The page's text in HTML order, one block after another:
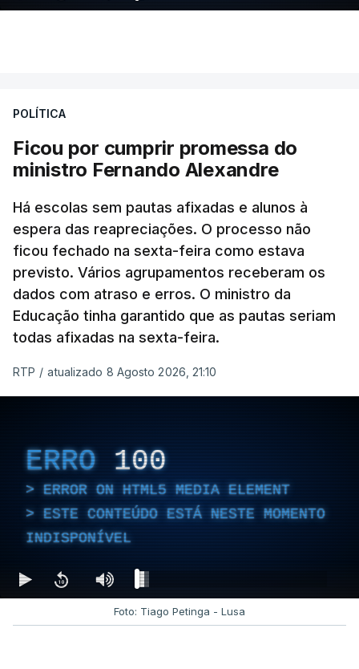
POLÍTICA
Ficou por cumprir promessa do
ministro Fernando Alexandre
Há escolas sem pautas afixadas e alunos à
espera das reapreciações. O processo não
ficou fechado na sexta-feira como estava
previsto. Vários agrupamentos receberam os
dados com atraso e erros. O ministro da
Educação tinha garantido que as pautas seriam
todas afixadas na sexta-feira.
RTP / atualizado 8 Agosto 2026, 21:10
ERRO 100
ERROR ON HTML5 MEDIA ELEMENT
ESTE CONTEÚDO ESTÁ NESTE MOMENTO
INDISPONÍVEL
Foto: Tiago Petinga - Lusa